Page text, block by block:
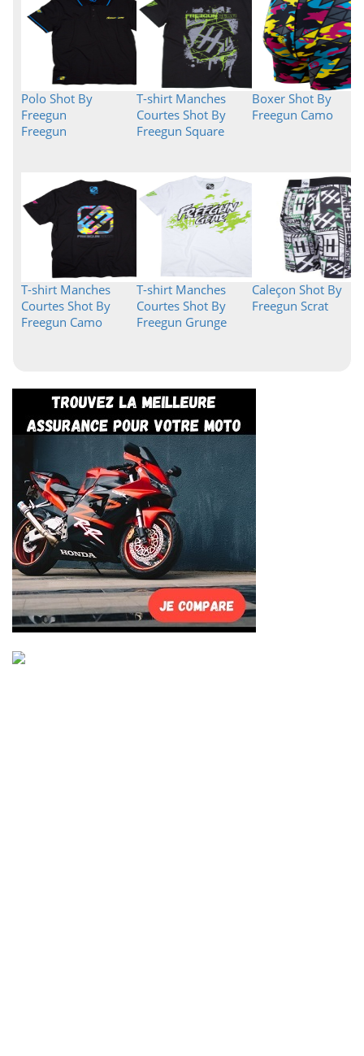
Polo Shot By
Freegun
Freegun
T-shirt Manches
Courtes Shot By
Freegun Square
Boxer Shot By
Freegun Camo
T-shirt Manches
Courtes Shot By
Freegun Camo
T-shirt Manches
Courtes Shot By
Freegun Grunge
Caleçon Shot By
Freegun Scrat